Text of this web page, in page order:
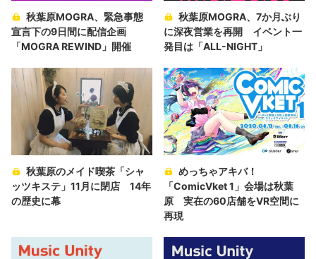
秋葉原MOGRA、緊急事態
宣言下の9日間に配信企画
「MOGRA REWIND」開催
秋葉原MOGRA、7か月ぶり
に深夜営業を再開 イベント一
発目は「ALL-NIGHT」
秋葉原のメイド喫茶「シャ
ッツキステ」11月に閉店 14年
の歴史に幕
めっちゃアキバ！
「ComicVket 1」会場は秋葉
原 実在の60店舗をVR空間に
再現